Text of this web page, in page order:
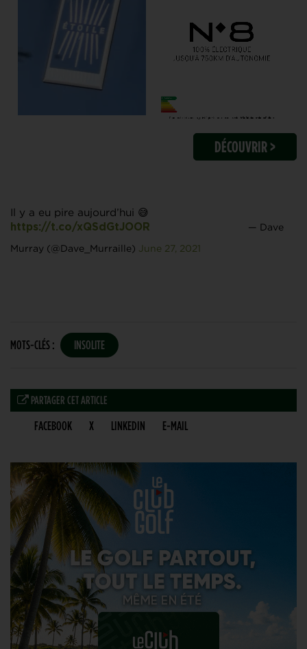
DÉCOUVRIR >
Il y a eu pire aujourd’hui 😅
https://t.co/xQSdGtJOOR — Dave
Murray (@Dave_Murraille) June 27, 2021
MOTS-CLÉS : INSOLITE
PARTAGER CET ARTICLE
FACEBOOK X LINKEDIN E-MAIL